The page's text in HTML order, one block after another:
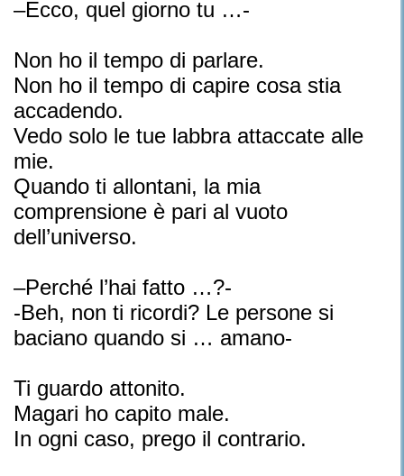
–Ecco, quel giorno tu …-
Non ho il tempo di parlare.
Non ho il tempo di capire cosa stia
accadendo.
Vedo solo le tue labbra attaccate alle
mie.
Quando ti allontani, la mia
comprensione è pari al vuoto
dell’universo.
–Perché l’hai fatto …?-
-Beh, non ti ricordi? Le persone si
baciano quando si … amano-
Ti guardo attonito.
Magari ho capito male.
In ogni caso, prego il contrario.